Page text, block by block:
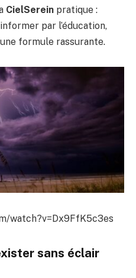
CielSerein pratique :
par l’éducation,
formule rassurante.
watch?v=Dx9FfK5c3es
sans éclair